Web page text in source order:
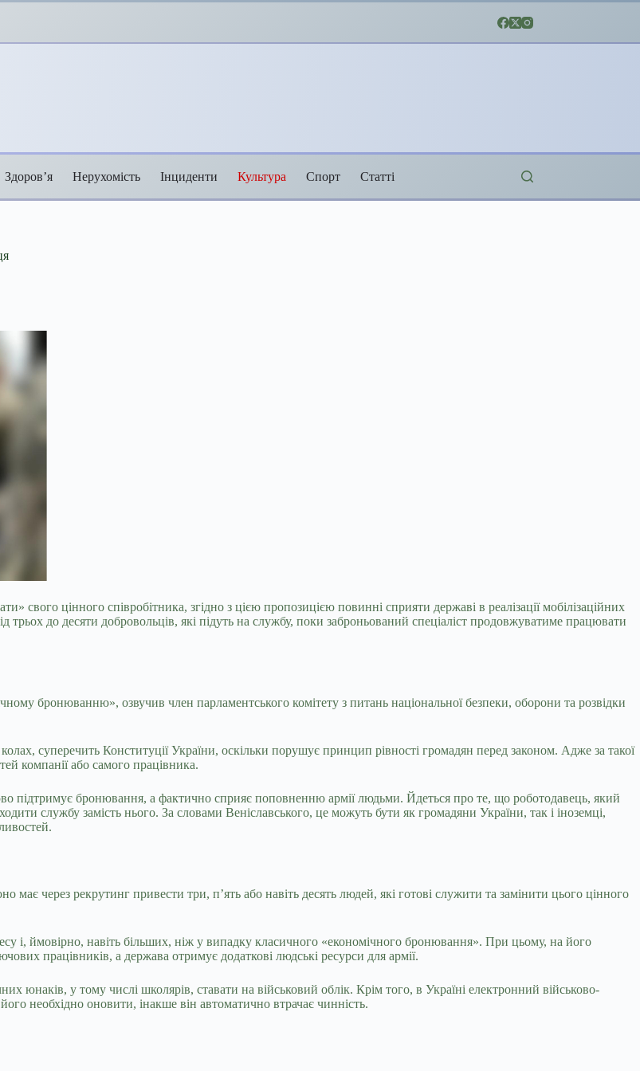
Здоров’я Нерухомість Інциденти Культура Спорт Статті
свого цінного співробітника, згідно з цією пропозицією повинні сприяти державі в реалізації мобілізаційних
трьох до десяти добровольців, які підуть на службу, поки заброньований спеціаліст продовжуватиме працювати
бронюванню», озвучив член парламентського комітету з питань національної безпеки, оборони та розвідки
суперечить Конституції України, оскільки порушує принцип рівності громадян перед законом. Адже за такої
компанії або самого працівника.
підтримує бронювання, а фактично сприяє поповненню армії людьми. Йдеться про те, що роботодавець, який
службу замість нього. За словами Веніславського, це можуть бути як громадяни України, так і іноземці,
через рекрутинг привести три, п’ять або навіть десять людей, які готові служити та замінити цього цінного
і, ймовірно, навіть більших, ніж у випадку класичного «економічного бронювання». При цьому, на його
працівників, а держава отримує додаткові людські ресурси для армії.
юнаків, у тому числі школярів, ставати на військовий облік. Крім того, в Україні електронний військово-
необхідно оновити, інакше він автоматично втрачає чинність.